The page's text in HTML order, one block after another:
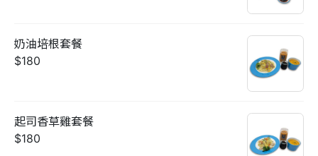
奶油培根套餐
$180
起司香草雞套餐
$180